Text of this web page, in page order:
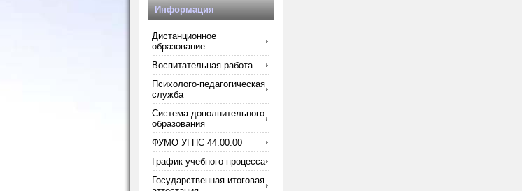
Информация
Дистанционное
образование
Воспитательная работа
Психолого-педагогическая
служба
Система дополнительного
образования
ФУМО УГПС 44.00.00
График учебного процесса
Государственная итоговая